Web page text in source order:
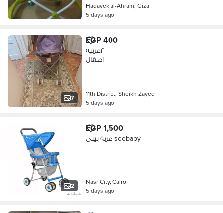
Hadayek al-Ahram, Giza
5 days ago
7
EGP 400
٢عربيه
اطفال
11th District, Sheikh Zayed
5 days ago
2
EGP 1,500
عربة بيبى seebaby
Nasr City, Cairo
5 days ago